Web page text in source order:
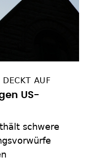
DECKT AUF
US-
schwere